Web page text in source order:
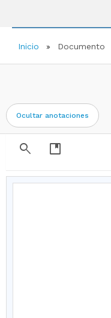
Inicio Documento
Ocultar anotaciones
search developer_guide